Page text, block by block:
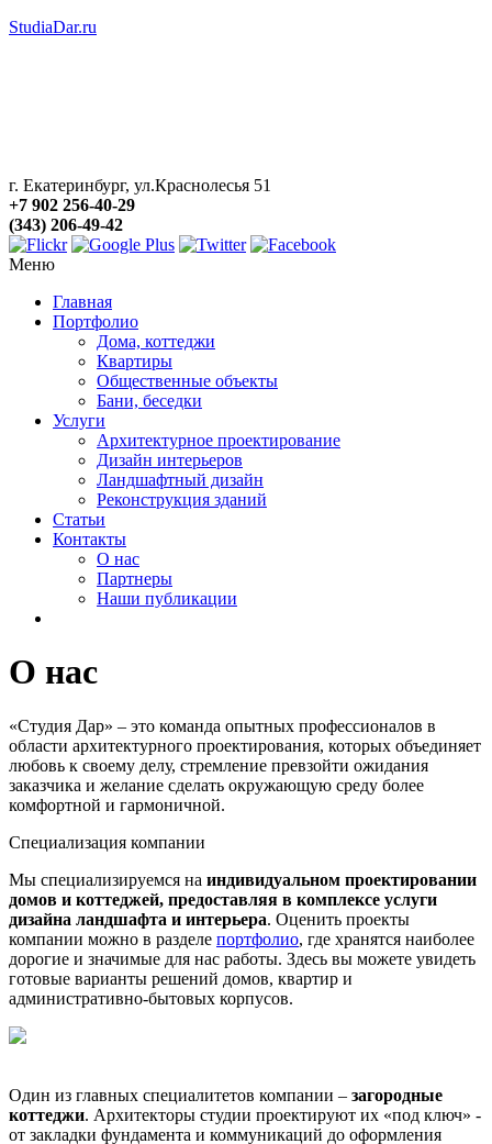
StudiaDar.ru
г. Екатеринбург, ул.Краснолесья 51
+7 902 256-40-29
(343) 206-49-42
Меню
Главная
Портфолио
Дома, коттеджи
Квартиры
Общественные объекты
Бани, беседки
Услуги
Архитектурное проектирование
Дизайн интерьеров
Ландшафтный дизайн
Реконструкция зданий
Статьи
Контакты
О нас
Партнеры
Наши публикации
О нас
«Студия Дар» – это команда опытных профессионалов в
области архитектурного проектирования, которых объединяет
любовь к своему делу, стремление превзойти ожидания
заказчика и желание сделать окружающую среду более
комфортной и гармоничной.
Специализация компании
Мы специализируемся на индивидуальном проектировании
домов и коттеджей, предоставляя в комплексе услуги
дизайна ландшафта и интерьера. Оценить проекты
компании можно в разделе портфолио, где хранятся наиболее
дорогие и значимые для нас работы. Здесь вы можете увидеть
готовые варианты решений домов, квартир и
административно-бытовых корпусов.
Один из главных специалитетов компании – загородные
коттеджи. Архитекторы студии проектируют их «под ключ» -
от закладки фундамента и коммуникаций до оформления